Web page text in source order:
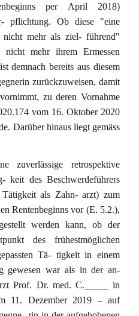
per April 2018)
pflichtung. Ob diese "eine
nicht mehr als ziel- führend"
mehr ihrem Ermessen
demnach bereits aus diesem
zurückzuweisen, damit
zu deren Vornahme
vom 16. Oktober 2020
Darüber hinaus liegt gemäss
retrospektive
keit des Beschwerdeführers
als Zahn- arzt) zum
Rentenbeginns vor (E. 5.2.),
werden kann, ob der
des frühestmöglichen
Tä- tigkeit in einem
gewesen war als in der an-
Prof. Dr. med. C._____ in
11. Dezember 2019 – auf